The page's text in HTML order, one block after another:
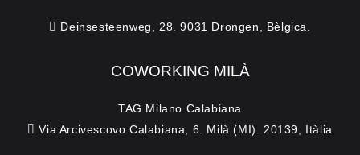
Deinsesteenweg, 28. 9031 Drongen, Bèlgica.
COWORKING MILÀ
TAG Milano Calabiana
Via Arcivescovo Calabiana, 6. Milà (MI). 20139, Itàlia